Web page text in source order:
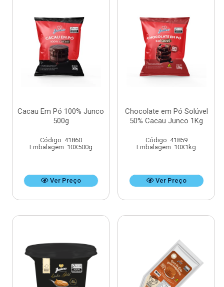
Cacau Em Pó 100% Junco
500g
Código: 41860
Embalagem: 10X500g
Ver Preço
Chocolate em Pó Solúvel
50% Cacau Junco 1Kg
Código: 41859
Embalagem: 10X1kg
Ver Preço